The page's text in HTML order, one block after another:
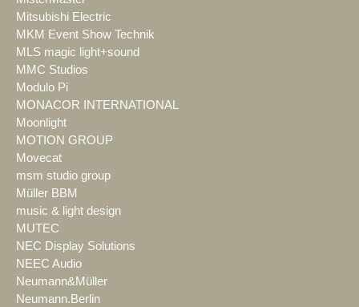
Mitsubishi Electric
MKM Event Show Technik
MLS magic light+sound
MMC Studios
Modulo Pi
MONACOR INTERNATIONAL
Moonlight
MOTION GROUP
Movecat
msm studio group
Müller BBM
music & light design
MUTEC
NEC Display Solutions
NEEC Audio
Neumann&Müller
Neumann.Berlin